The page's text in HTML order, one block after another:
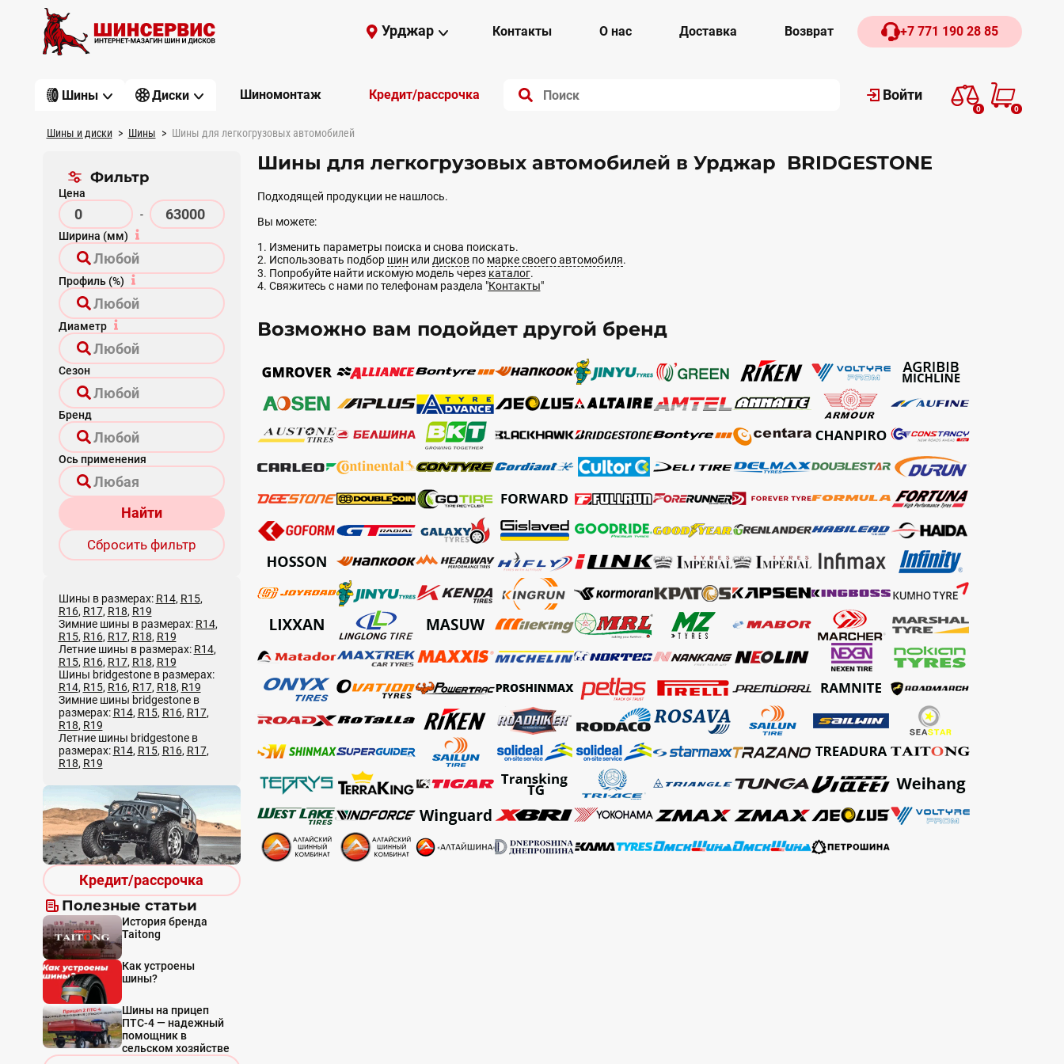
Урджар Контакты О нас Доставка Возврат +7 771 190 28 85
Шины Диски Шиномонтаж Кредит/рассрочка Войти
0 0
Шины и диски Шины Шины для легкогрузовых автомобилей
Фильтр
Цена
-
Ширина (мм)
Профиль (%)
Диаметр
Сезон
Бренд
Ось применения
Найти
Сбросить фильтр
Шины в размерах: R14, R15,
R16, R17, R18, R19
Зимние шины в размерах: R14,
R15, R16, R17, R18, R19
Летние шины в размерах: R14,
R15, R16, R17, R18, R19
Шины bridgestone в размерах:
R14, R15, R16, R17, R18, R19
Зимние шины bridgestone в
размерах: R14, R15, R16, R17,
R18, R19
Летние шины bridgestone в
размерах: R14, R15, R16, R17,
R18, R19
Кредит/рассрочка
Полезные статьи
История бренда
Taitong
Как устроены
шины?
Шины на прицеп
ПТС-4 — надежный
помощник в
сельском хозяйстве
Шины для легкогрузовых автомобилей в Урджар BRIDGESTONE
Подходящей продукции не нашлось.
Вы можете:
1. Изменить параметры поиска и снова поискать.
2. Использовать подбор шин или дисковпо марке своего автомобиля.
3. Попробуйте найти искомую модель через каталог.
4. Свяжитесь с нами по телефонам раздела "Контакты"
Возможно вам подойдет другой бренд